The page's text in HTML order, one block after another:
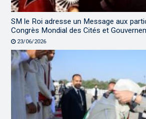
SM le Roi adresse un Message aux
Congrès Mondial des Cités et
23/06/2026